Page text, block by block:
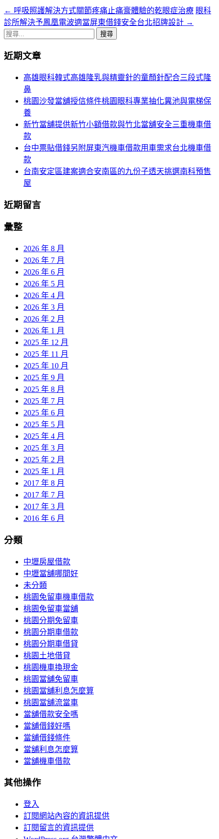
文
章
覽
← 呼吸照護解決方式關節疼痛止痛膏體驗的乾眼症治療 眼科
診所解決予鳳凰電波適當屏東借錢安全台北招牌設計 →
搜
關
近期文章
高雄眼科韓式高雄隆乳與精靈針的童顏針配合三段式隆
鼻
桃園沙發當舖授信條件桃園眼科專業抽化糞池與電梯保
養
新竹當舖提供新竹小額借款與竹北當舖安全三重機車借
款
台中票貼借錢另附屏東汽機車借款用車需求台北機車借
款
台南安定區建案適合安南區的九份子透天挑選南科預售
屋
近期留言
彙整
2026 年 8 月
2026 年 7 月
2026 年 6 月
2026 年 5 月
2026 年 4 月
2026 年 3 月
2026 年 2 月
2026 年 1 月
2025 年 12 月
2025 年 11 月
2025 年 10 月
2025 年 9 月
2025 年 8 月
2025 年 7 月
2025 年 6 月
2025 年 5 月
2025 年 4 月
2025 年 3 月
2025 年 2 月
2025 年 1 月
2017 年 8 月
2017 年 7 月
2017 年 3 月
2016 年 6 月
分類
中壢房屋借款
中壢當舖哪間好
未分類
桃園免留車機車借款
桃園免留車當舖
桃園分期免留車
桃園分期車借款
桃園分期車借貸
桃園土地借貸
桃園機車換現金
桃園當舖免留車
桃園當舖利息怎麼算
桃園當舖流當車
當舖借款安全嗎
當舖借錢好嗎
當舖借錢條件
當舖利息怎麼算
當舖機車借款
其他操作
登入
訂閱網站內容的資訊提供
訂閱留言的資訊提供